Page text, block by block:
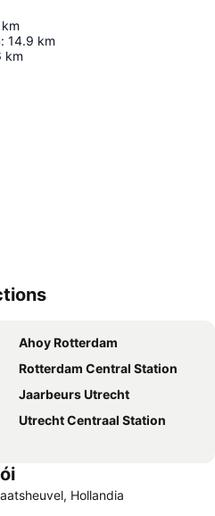
km
: 14.9 km
km
Ahoy Rotterdam
Rotterdam Central Station
Jaarbeurs Utrecht
Utrecht Centraal Station
Hollandia